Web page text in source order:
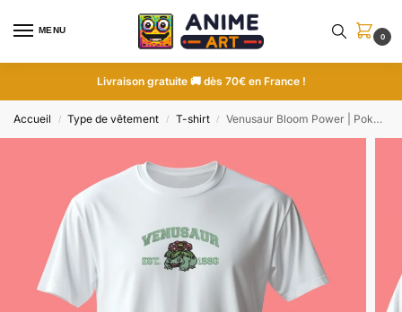
MENU
0
Livraison gratuite 🚚 dès 70€ en France !
Accueil / Type de vêtement / T-shirt / Venusaur Bloom Power | Pokemon | T-shirt brodé